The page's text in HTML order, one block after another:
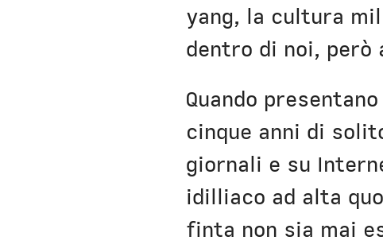
yang, la cultura
dentro di noi, però
Quando
cinque anni di
giornali e su
idilliaco ad alta
finta non sia mai